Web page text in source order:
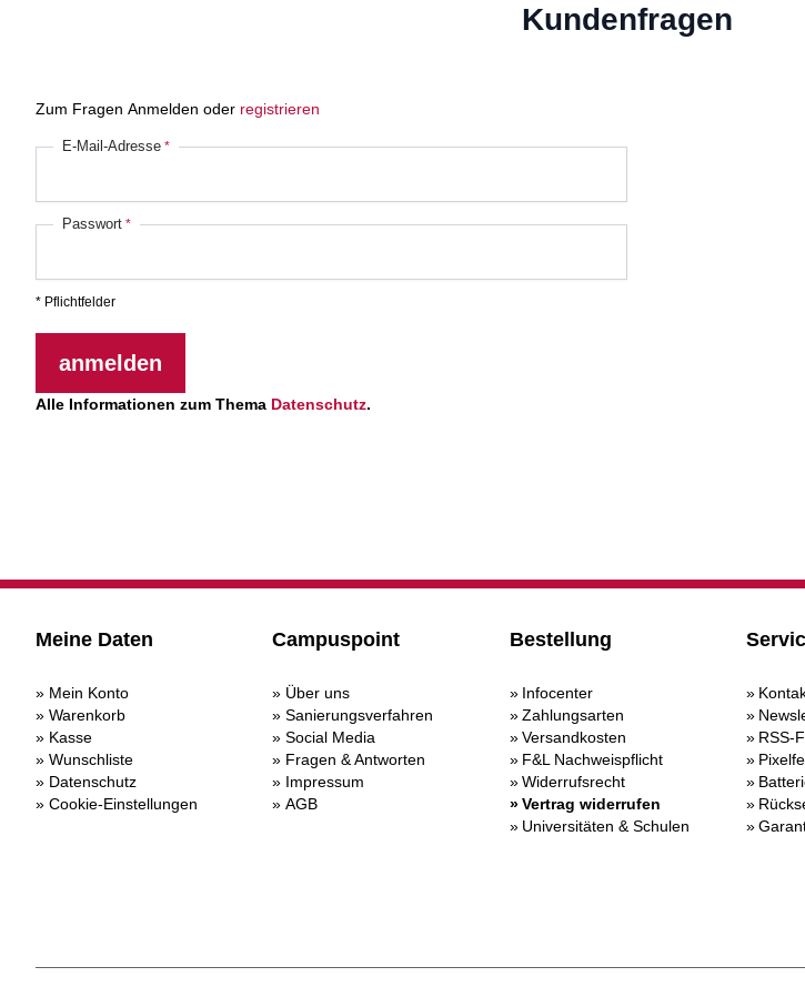
Kundenfragen
Zum Fragen Anmelden oder registrieren
E-Mail-Adresse
Passwort
* Pflichtfelder
anmelden
Alle Informationen zum Thema Datenschutz.
Meine Daten
Mein Konto
Warenkorb
Kasse
Wunschliste
Datenschutz
Cookie-Einstellungen
Campuspoint
Über uns
Sanierungsverfahren
Social Media
Fragen & Antworten
Impressum
AGB
Bestellung
Infocenter
Zahlungsarten
Versandkosten
F&L Nachweispflicht
Widerrufsrecht
Vertrag widerrufen
Universitäten & Schulen
RSS-